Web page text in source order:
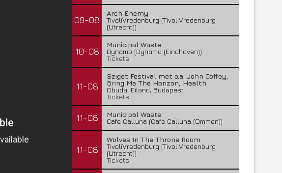
09-08
Arch Enemy
TivoliVredenburg (TivoliVredenburg
(Utrecht))
10-08
Municipal Waste
Dynamo (Dynamo (Eindhoven))
Tickets
11-08
Sziget Festival met o.a. John Coffey,
Bring Me The Horizon, Health
Óbudai Eiland, Budapest
Tickets
11-08
Municipal Waste
Cafe Calluna (Cafe Calluna (Ommen))
11-08
Wolves In The Throne Room
TivoliVredenburg (TivoliVredenburg
(Utrecht))
Tickets